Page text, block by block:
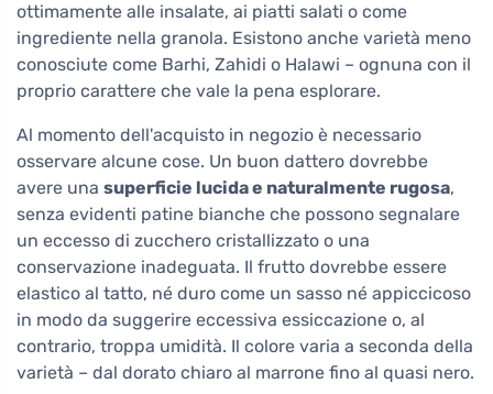
ottimamente alle insalate, ai piatti salati o come
ingrediente nella granola. Esistono anche varietà meno
conosciute come Barhi, Zahidi o Halawi – ognuna con il
proprio carattere che vale la pena esplorare.
Al momento dell'acquisto in negozio è necessario
osservare alcune cose. Un buon dattero dovrebbe
avere una superficie lucida e naturalmente rugosa,
senza evidenti patine bianche che possono segnalare
un eccesso di zucchero cristallizzato o una
conservazione inadeguata. Il frutto dovrebbe essere
elastico al tatto, né duro come un sasso né appiccicoso
in modo da suggerire eccessiva essiccazione o, al
contrario, troppa umidità. Il colore varia a seconda della
varietà – dal dorato chiaro al marrone fino al quasi nero.